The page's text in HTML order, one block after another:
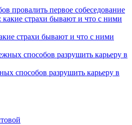
провалить первое собеседование
страхи бывают и что с ними
способов разрушить карьеру в